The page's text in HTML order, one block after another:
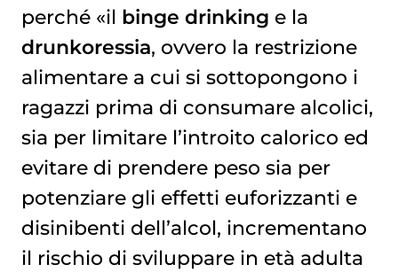
perché «il binge drinking e la
drunkoressia, ovvero la restrizione
alimentare a cui si sottopongono i
ragazzi prima di consumare alcolici,
sia per limitare l’introito calorico ed
evitare di prendere peso sia per
potenziare gli effetti euforizzanti e
disinibenti dell’alcol, incrementano
il rischio di sviluppare in età adulta